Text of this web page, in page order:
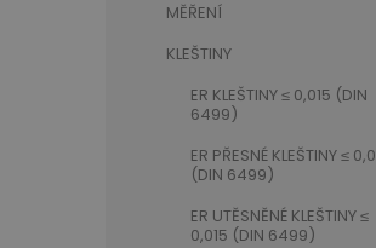
MĚŘENÍ
KLEŠTINY
ER KLEŠTINY ≤ 0,015 (DIN
6499)
ER PŘESNÉ KLEŠTINY ≤
(DIN 6499)
ER UTĚSNĚNÉ KLEŠTINY ≤
0,015 (DIN 6499)